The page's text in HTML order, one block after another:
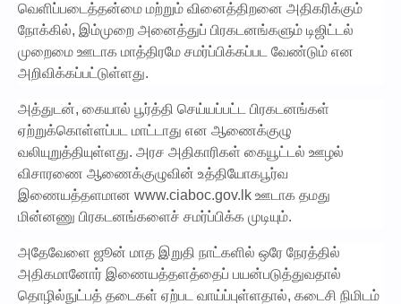
வெளிப்படைத்தன்மை மற்றும் வினைத்திறனை அதிகரிக்கும்
நோக்கில், இம்முறை அனைத்துப் பிரகடனங்களும் டிஜிட்டல்
முறைமை ஊடாக மாத்திரமே சமர்ப்பிக்கப்பட வேண்டும் என
அறிவிக்கப்பட்டுள்ளது.
அத்துடன், கையால் பூர்த்தி செய்யப்பட்ட பிரகடனங்கள்
ஏற்றுக்கொள்ளப்பட மாட்டாது என ஆணைக்குழு
வலியுறுத்தியுள்ளது. அரச அதிகாரிகள் கையூட்டல் ஊழல்
விசாரணை ஆணைக்குழுவின் உத்தியோகபூர்வ
இணையத்தளமான www.ciaboc.gov.lk ஊடாக தமது
மின்னணு பிரகடனங்களைச் சமர்ப்பிக்க முடியும்.
அதேவேளை ஜூன் மாத இறுதி நாட்களில் ஒரே நேரத்தில்
அதிகமானோர் இணையத்தளத்தைப் பயன்படுத்துவதால்
தொழில்நுட்பத் தடைகள் ஏற்பட வாய்ப்புள்ளதால், கடைசி நிமிடம்